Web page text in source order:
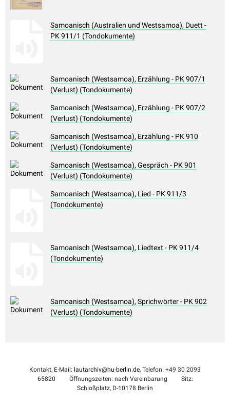
Samoanisch (Australien und Westsamoa), Duett -
PK 911/1 (Tondokumente)
Samoanisch (Westsamoa), Erzählung - PK 907/1
(Verlust) (Tondokumente)
Samoanisch (Westsamoa), Erzählung - PK 907/2
(Verlust) (Tondokumente)
Samoanisch (Westsamoa), Erzählung - PK 910
(Verlust) (Tondokumente)
Samoanisch (Westsamoa), Gespräch - PK 901
(Verlust) (Tondokumente)
Samoanisch (Westsamoa), Lied - PK 911/3
(Tondokumente)
Samoanisch (Westsamoa), Liedtext - PK 911/4
(Tondokumente)
Samoanisch (Westsamoa), Sprichwörter - PK 902
(Verlust) (Tondokumente)
Kontakt, E-Mail: lautarchiv@hu-berlin.de, Telefon: +49 30 2093
65820
Öffnungszeiten: nach Vereinbarung
Sitz:
Schloßplatz, D-10178 Berlin